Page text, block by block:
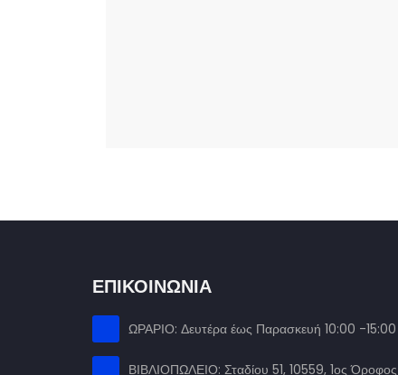
ΕΠΙΚΟΙΝΩΝΙΑ
ΩΡΑΡΙΟ: Δευτέρα έως Παρασκευή 10:00 -15:00
ΒΙΒΛΙΟΠΩΛΕΙΟ: Σταδίου 51, 10559, 1ος Όροφος